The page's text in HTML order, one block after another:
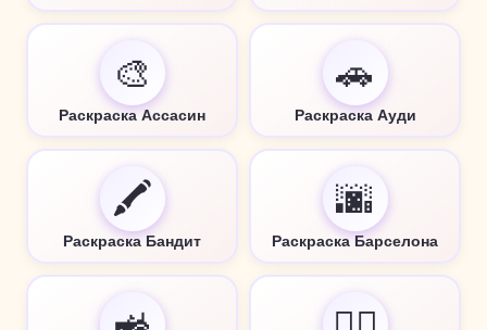
🎨
Раскраска Ассасин
🚗
Раскраска Ауди
🖍️
Раскраска Бандит
🌆
Раскраска Барселона